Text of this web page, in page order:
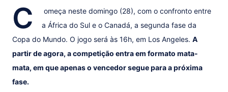
C
omeça neste domingo (28), com o confronto entre
a África do Sul e o Canadá, a segunda fase da
Copa do Mundo. O jogo será às 16h, em Los Angeles. A
partir de agora, a competição entra em formato mata-
mata, em que apenas o vencedor segue para a próxima
fase.